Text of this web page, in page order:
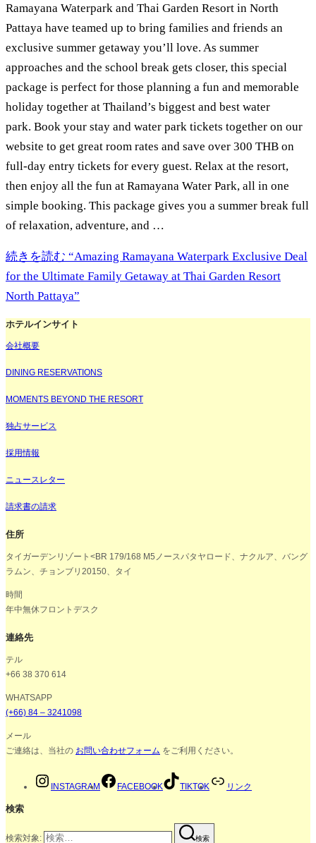
Ramayana Waterpark and Thai Garden Resort in North
Pattaya have teamed up to bring families and friends an
exclusive summer getaway you’ll love. As summer
approaches and the school break gets closer, this special
package is perfect for those planning a fun and memorable
holiday together at Thailand’s biggest and best water
park. Book your stay and water park tickets together on our
website to get great room rates and save over 300 THB on
full-day entry tickets for every guest. Relax at the resort,
then enjoy all the fun at Ramayana Water Park, all in one
simple booking. This package gives you a summer break full
of relaxation, adventure, and …
続きを読む “Amazing Ramayana Waterpark Exclusive Deal
for the Ultimate Family Getaway at Thai Garden Resort
North Pattaya”
ホテルインサイト
会社概要
DINING RESERVATIONS
MOMENTS BEYOND THE RESORT
独占サービス
採用情報
ニュースレター
請求書の請求
住所
タイガーデンリゾート<BR 179/168 M5ノースパタヤロード、ナクルア、バング
ラムン、チョンブリ20150、タイ
時間
年中無休フロントデスク
連絡先
テル
+66 38 370 614
WHATSAPP
(+66) 84 – 3241098
メール
ご連絡は、当社の お問い合わせフォーム をご利用ください。
INSTAGRAM FACEBOOK TIKTOK リンク
検索
検索対象: 検索